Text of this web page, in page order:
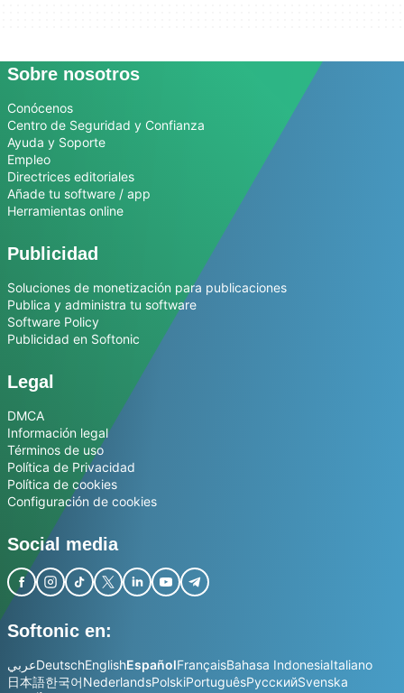
Sobre nosotros
Conócenos
Centro de Seguridad y Confianza
Ayuda y Soporte
Empleo
Directrices editoriales
Añade tu software / app
Herramientas online
Publicidad
Soluciones de monetización para publicaciones
Publica y administra tu software
Software Policy
Publicidad en Softonic
Legal
DMCA
Información legal
Términos de uso
Política de Privacidad
Política de cookies
Configuración de cookies
Social media
Softonic en:
عربيDeutschEnglishEspañolFrançaisBahasa IndonesiaItaliano
日本語한국어NederlandsPolskiPortuguêsРусскийSvenska